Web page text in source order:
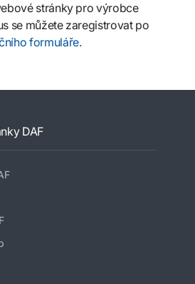
stránky pro výrobce
se můžete zaregistrovat po
formuláře.
DAF